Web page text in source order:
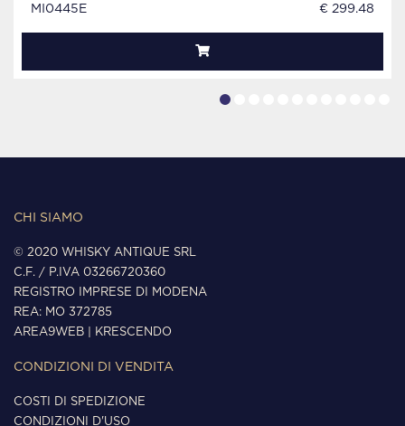
MI0445E € 299.48
CHI SIAMO
© 2020 WHISKY ANTIQUE SRL
C.F. / P.IVA 03266720360
REGISTRO IMPRESE DI MODENA
REA: MO 372785
AREA9WEB
KRESCENDO
CONDIZIONI DI VENDITA
COSTI DI SPEDIZIONE
CONDIZIONI D'USO